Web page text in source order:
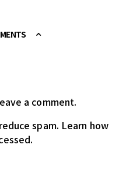
a comment.
spam. Learn how